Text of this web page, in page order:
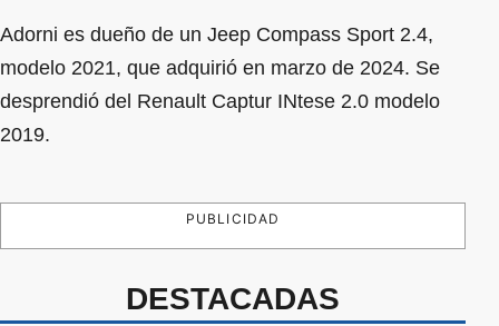
Adorni es dueño de un Jeep Compass Sport 2.4,
modelo 2021, que adquirió en marzo de 2024. Se
desprendió del Renault Captur INtese 2.0 modelo
2019.
PUBLICIDAD
DESTACADAS